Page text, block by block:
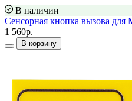
В наличии
Сенсорная кнопка вызова
1 560р.
В корзину